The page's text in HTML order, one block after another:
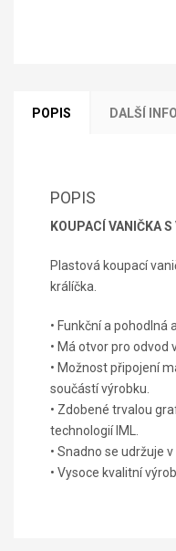
POPIS DALŠÍ
POPIS
KOUPACÍ VANIČKA
Plastová koupací
králíčka.
• Funkční a pohodlná
• Má otvor pro odvod
• Možnost připojení
součástí výrobku.
• Zdobené trvalou
technologií IML.
• Snadno se udržuje v
• Vysoce kvalitní